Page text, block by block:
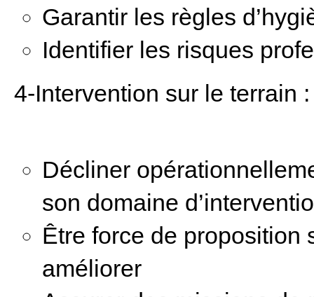
Garantir les règles
Identifier les risques
4-Intervention sur le terrain :
Décliner
son domaine
Être force de proposition
améliorer